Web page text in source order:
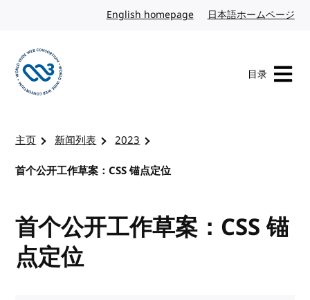
English homepage英文日本語ホームページ
目录
主页 新闻列表
2023
首个公开工作草案：CSS 锚点定位
首个公开工作草案：CSS 锚
点定位